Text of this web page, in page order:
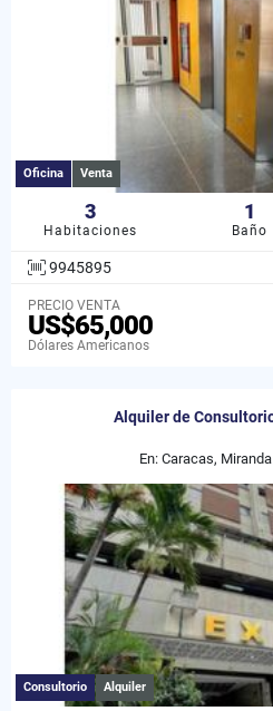
Oficina Venta
3
Habitaciones
1
Baño
9945895
PRECIO VENTA
US$65,000
Dólares Americanos
Alquiler de
En: Caracas,
Consultorio Alquiler